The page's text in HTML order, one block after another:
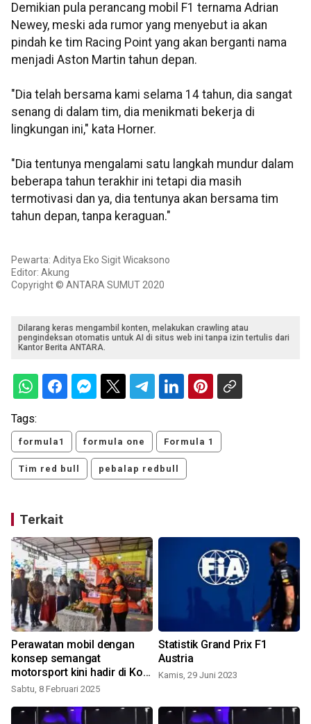
Demikian pula perancang mobil F1 ternama Adrian
Newey, meski ada rumor yang menyebut ia akan
pindah ke tim Racing Point yang akan berganti nama
menjadi Aston Martin tahun depan.
"Dia telah bersama kami selama 14 tahun, dia sangat
senang di dalam tim, dia menikmati bekerja di
lingkungan ini," kata Horner.
"Dia tentunya mengalami satu langkah mundur dalam
beberapa tahun terakhir ini tetapi dia masih
termotivasi dan ya, dia tentunya akan bersama tim
tahun depan, tanpa keraguan."
Pewarta: Aditya Eko Sigit Wicaksono
Editor: Akung
Copyright © ANTARA SUMUT 2020
Dilarang keras mengambil konten, melakukan crawling atau
pengindeksan otomatis untuk AI di situs web ini tanpa izin tertulis dari
Kantor Berita ANTARA.
Tags:
formula1 formula one Formula 1
Tim red bull pebalap redbull
Terkait
Perawatan mobil dengan
konsep semangat
motorsport kini hadir di Kota
Medan
Sabtu, 8 Februari 2025
Statistik Grand Prix F1
Austria
Kamis, 29 Juni 2023